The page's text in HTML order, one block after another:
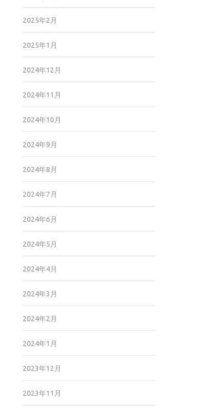
2025年2月
2025年1月
2024年12月
2024年11月
2024年10月
2024年9月
2024年8月
2024年7月
2024年6月
2024年5月
2024年4月
2024年3月
2024年2月
2024年1月
2023年12月
2023年11月